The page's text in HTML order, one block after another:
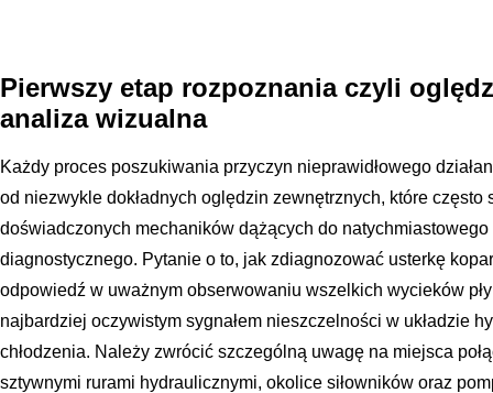
Pierwszy etap rozpoznania czyli
analiza wizualna
Każdy proces poszukiwania przyczyn nieprawidłowego
od niezwykle dokładnych oględzin zewnętrznych, które często
doświadczonych mechaników dążących do natychmiastowego
diagnostycznego. Pytanie o to, jak zdiagnozować usterkę
odpowiedź w uważnym obserwowaniu wszelkich wycieków
najbardziej oczywistym sygnałem nieszczelności w układzie
chłodzenia. Należy zwrócić szczególną uwagę na miejsca
sztywnymi rurami hydraulicznymi, okolice siłowników oraz